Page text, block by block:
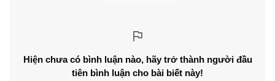
Hiện chưa có bình luận nào, hãy trở thành người đầu
tiên bình luận cho bài biết này!